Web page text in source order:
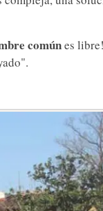
comúnes